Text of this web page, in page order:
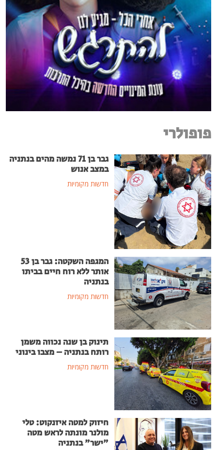
פופולרי
גבר בן 71 נמשה מהים בנתניה
במצב אנוש
חדשות מקומיות
המגפה השקטה: גבר בן 53
אותר ללא רוח חיים בביתו
בנתניה
חדשות מקומיות
תינוק בן שנה נכווה משמן
רותח בנתניה – מצבו בינוני
חדשות מקומיות
חיזוק למטה איזנקוט: טלי
מולנר מונתה לראש מטה
"ישר" בנתניה